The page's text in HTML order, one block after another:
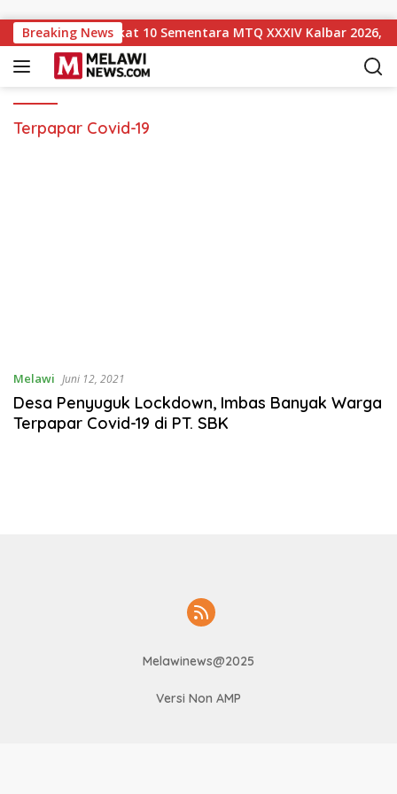
Breaking News
Naik ke Peringkat 10 Sementara MTQ XXXIV Kalbar 2026,
Terpapar Covid-19
Melawi Juni 12, 2021
Desa Penyuguk Lockdown, Imbas Banyak Warga
Terpapar Covid-19 di PT. SBK
Melawinews@2025
Versi Non AMP